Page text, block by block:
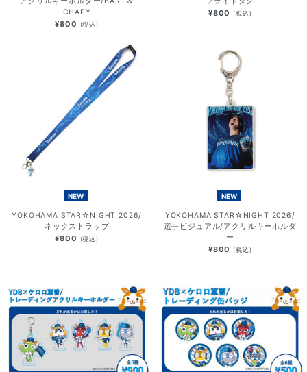
CHAPY
¥800 (税込)
¥800 (税込)
NEW
YOKOHAMA STAR☆NIGHT 2026/
ネックストラップ
¥800 (税込)
NEW
YOKOHAMA STAR☆NIGHT 2026/
選手ビジュアル/アクリルキーホルダ
ー
¥800 (税込)